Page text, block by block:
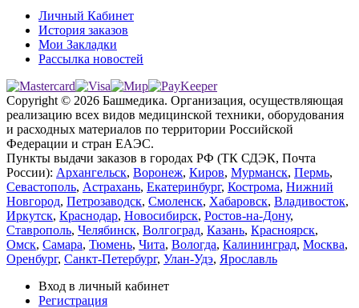
Личный Кабинет
История заказов
Мои Закладки
Рассылка новостей
Copyright © 2026 Башмедика. Организация, осуществляющая
реализацию всех видов медицинской техники, оборудования
и расходных материалов по территории Российской
Федерации и стран ЕАЭС.
Пункты выдачи заказов в городах РФ (ТК СДЭК, Почта
России): Архангельск, Воронеж, Киров, Мурманск, Пермь,
Севастополь, Астрахань, Екатеринбург, Кострома, Нижний
Новгород, Петрозаводск, Смоленск, Хабаровск, Владивосток,
Иркутск, Краснодар, Новосибирск, Ростов-на-Дону,
Ставрополь, Челябинск, Волгоград, Казань, Красноярск,
Омск, Самара, Тюмень, Чита, Вологда, Калининград, Москва,
Оренбург, Санкт-Петербург, Улан-Удэ, Ярославль
Вход в личный кабинет
Регистрация